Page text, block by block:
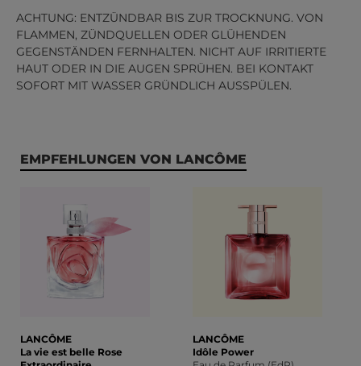
ACHTUNG: ENTZÜNDBAR BIS ZUR TROCKNUNG. VON
FLAMMEN, ZÜNDQUELLEN ODER GLÜHENDEN
GEGENSTÄNDEN FERNHALTEN. NICHT AUF IRRITIERTE
HAUT ODER IN DIE AUGEN SPRÜHEN. BEI KONTAKT
SOFORT MIT WASSER GRÜNDLICH AUSSPÜLEN.
Produktgalerie überspringen
EMPFEHLUNGEN VON LANCÔME
LANCÔME
La vie est belle Rose
LANCÔME
Idôle Power